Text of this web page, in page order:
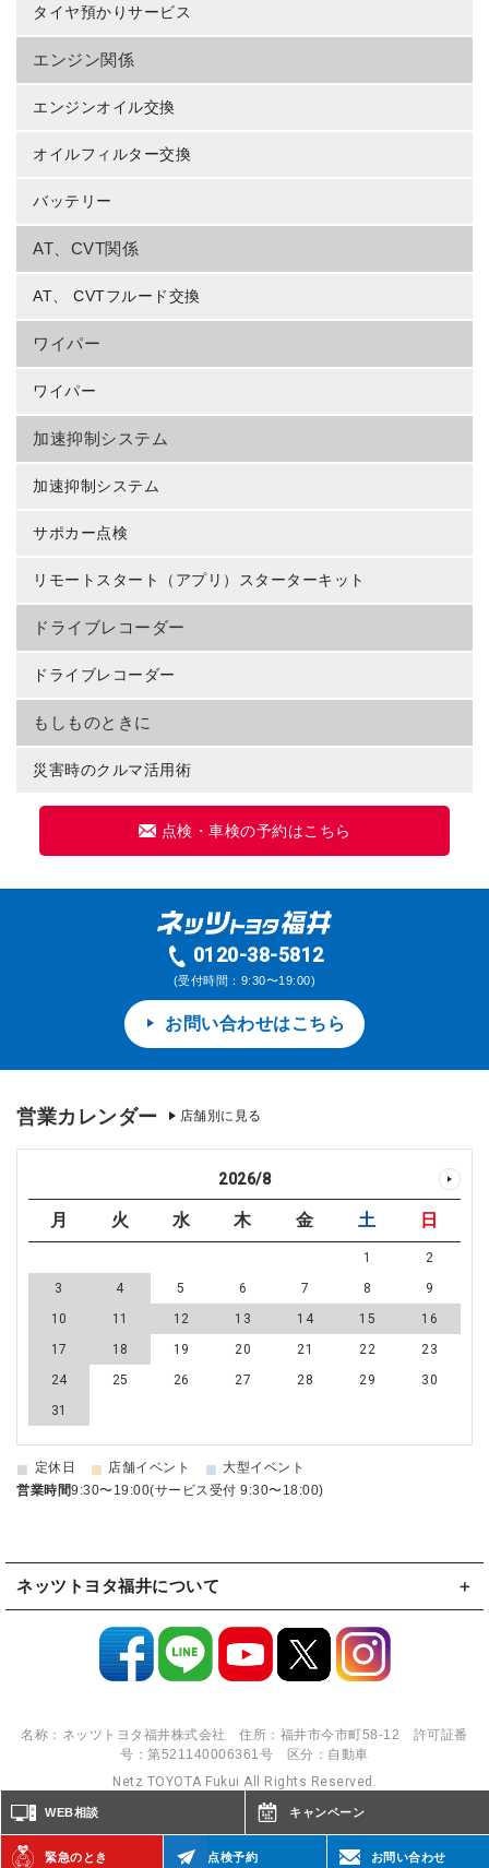
WEB相談 キャンペーン
緊急のとき 点検予約 お問い合わせ
タイヤ預かりサービス
エンジン関係
エンジンオイル交換
オイルフィルター交換
バッテリー
AT、CVT関係
AT、 CVTフルード交換
ワイパー
ワイパー
加速抑制システム
加速抑制システム
サポカー点検
リモートスタート（アプリ）スターターキット
ドライブレコーダー
ドライブレコーダー
もしものときに
災害時のクルマ活用術
点検・車検の予約はこちら
0120-38-5812
(受付時間：9:30〜19:00)
お問い合わせはこちら
営業カレンダー 店舗別に見る
2026/8
月 火 水 木 金 土 日
1
2
3
4 5 6 7 8
9
10
11 12 13 14 15
16
17
18 19 20 21 22
23
24
25 26 27 28 29
30
31
■ 定休日 ■ 店舗イベント ■ 大型イベント
営業時間9:30〜19:00(サービス受付 9:30〜18:00)
ネッツトヨタ福井について
名称：ネッツトヨタ福井株式会社 住所：福井市今市町58-12 許可証番
号：第521140006361号 区分：自動車
Netz TOYOTA Fukui All Rights Reserved.